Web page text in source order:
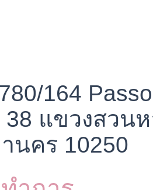
164
แขวงสวน
นคร 10250